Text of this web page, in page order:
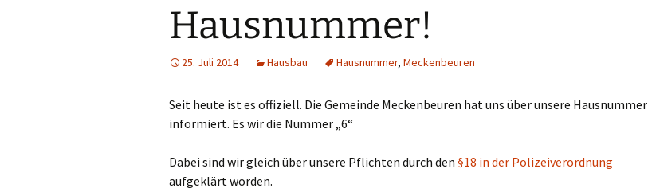
Hausnummer!
25. Juli 2014 Hausbau Hausnummer, Meckenbeuren
Seit heute ist es offiziell. Die Gemeinde Meckenbeuren hat uns über unsere Hausnummer
informiert. Es wir die Nummer „6“
Dabei sind wir gleich über unsere Pflichten durch den §18 in der Polizeiverordnung
aufgeklärt worden.